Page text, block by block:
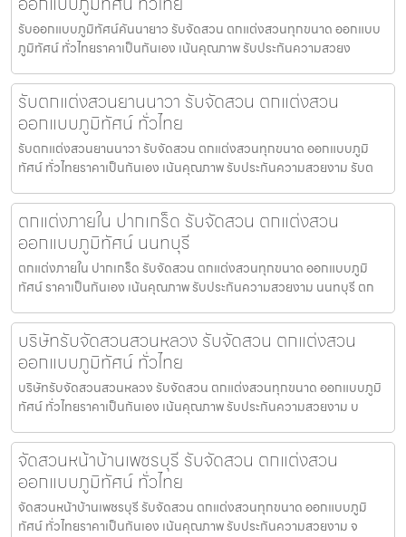
รับออกแบบภูมิทัศน์คันนายาว รับจัดสวน ตกแต่งสวนทุกขนาด ออกแบบ
ภูมิทัศน์ ทั่วไทยราคาเป็นกันเอง เน้นคุณภาพ รับประกันความสวยง
รับตกแต่งสวนยานนาวา รับจัดสวน ตกแต่งสวน
ออกแบบภูมิทัศน์ ทั่วไทย
รับตกแต่งสวนยานนาวา รับจัดสวน ตกแต่งสวนทุกขนาด ออกแบบภูมิ
ทัศน์ ทั่วไทยราคาเป็นกันเอง เน้นคุณภาพ รับประกันความสวยงาม รับต
ตกแต่งภายใน ปากเกร็ด รับจัดสวน ตกแต่งสวน
ออกแบบภูมิทัศน์ นนทบุรี
ตกแต่งภายใน ปากเกร็ด รับจัดสวน ตกแต่งสวนทุกขนาด ออกแบบภูมิ
ทัศน์ ราคาเป็นกันเอง เน้นคุณภาพ รับประกันความสวยงาม นนทบุรี ตก
บริษัทรับจัดสวนสวนหลวง รับจัดสวน ตกแต่งสวน
ออกแบบภูมิทัศน์ ทั่วไทย
บริษัทรับจัดสวนสวนหลวง รับจัดสวน ตกแต่งสวนทุกขนาด ออกแบบภูมิ
ทัศน์ ทั่วไทยราคาเป็นกันเอง เน้นคุณภาพ รับประกันความสวยงาม บ
จัดสวนหน้าบ้านเพชรบุรี รับจัดสวน ตกแต่งสวน
ออกแบบภูมิทัศน์ ทั่วไทย
จัดสวนหน้าบ้านเพชรบุรี รับจัดสวน ตกแต่งสวนทุกขนาด ออกแบบภูมิ
ทัศน์ ทั่วไทยราคาเป็นกันเอง เน้นคุณภาพ รับประกันความสวยงาม จ